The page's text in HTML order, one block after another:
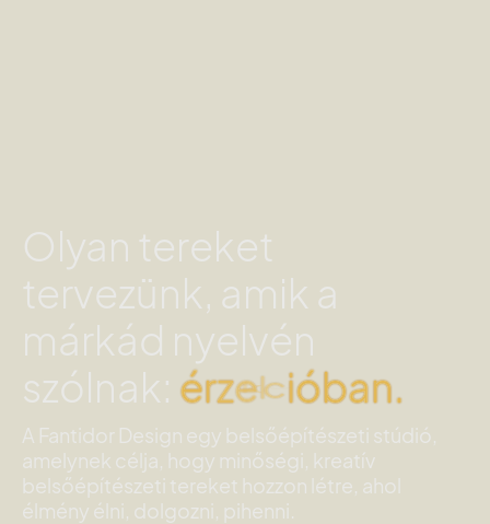
Olyan tereket
tervezünk, amik a
márkád nyelvén
szólnak: érzelemben.
A Fantidor Design egy belsőépítészeti stúdió,
amelynek célja, hogy minőségi, kreatív
belsőépítészeti tereket hozzon létre, ahol
élmény élni, dolgozni, pihenni.